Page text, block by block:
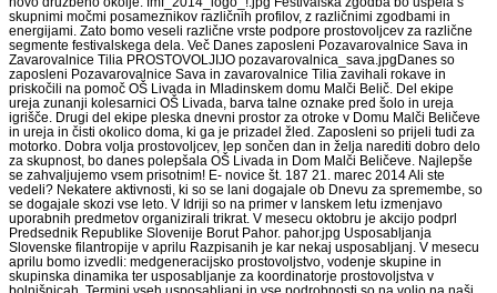
skupnimi močmi posameznikov različnih profilov, z različnimi zgodbami in
energijami. Zato bomo veseli različne vrste podpore prostovoljcev za različne
segmente festivalskega dela. Več Danes zaposleni Pozavarovalnice Sava in
Zavarovalnice Tilia PROSTOVOLJIJO pozavarovalnica_sava.jpgDanes so
zaposleni Pozavarovalnice Sava in zavarovalnice Tilia zavihali rokave in
priskočili na pomoč OŠ Livada in Mladinskem domu Malči Belič. Del ekipe
ureja zunanji kolesarnici OŠ Livada, barva talne oznake pred šolo in ureja
igrišče. Drugi del ekipe pleska dnevni prostor za otroke v Domu Malči Beličeve
in ureja in čisti okolico doma, ki ga je prizadel žled. Zaposleni so prijeli tudi za
motorko. Dobra volja prostovoljcev, lep sončen dan in želja narediti dobro delo
za skupnost, bo danes polepšala OŠ Livada in Dom Malči Beličeve. Najlepše
se zahvaljujemo vsem prisotnim! E- novice št. 187 21. marec 2014 Ali ste
vedeli? Nekatere aktivnosti, ki so se lani dogajale ob Dnevu za spremembe, so
se dogajale skozi vse leto. V Idriji so na primer v lanskem letu izmenjavo
uporabnih predmetov organizirali trikrat. V mesecu oktobru je akcijo podprl
Predsednik Republike Slovenije Borut Pahor. pahor.jpg Usposabljanja
Slovenske filantropije v aprilu Razpisanih je kar nekaj usposabljanj. V mesecu
aprilu bomo izvedli: medgeneracijsko prostovoljstvo, vodenje skupine in
skupinska dinamika ter usposabljanje za koordinatorje prostovoljstva v